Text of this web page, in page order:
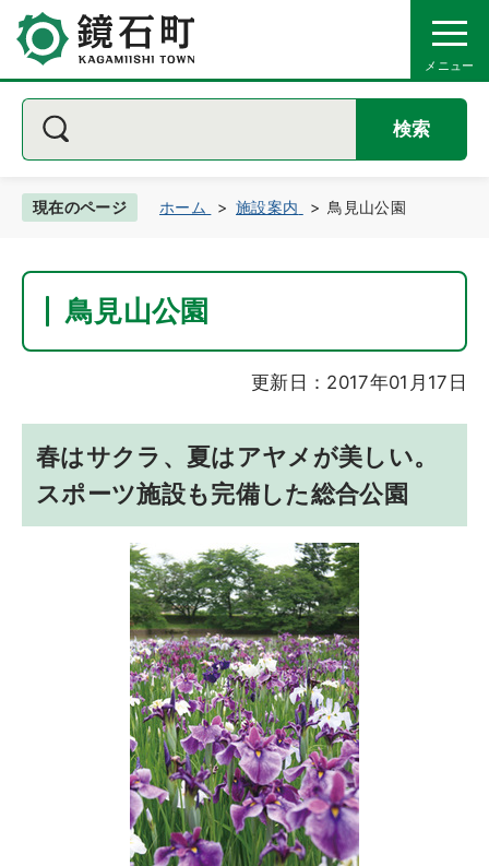
検索
現在のページ ホーム 施設案内 鳥見山公園
鳥見山公園
更新日：2017年01月17日
春はサクラ、夏はアヤメが美しい。
スポーツ施設も完備した総合公園